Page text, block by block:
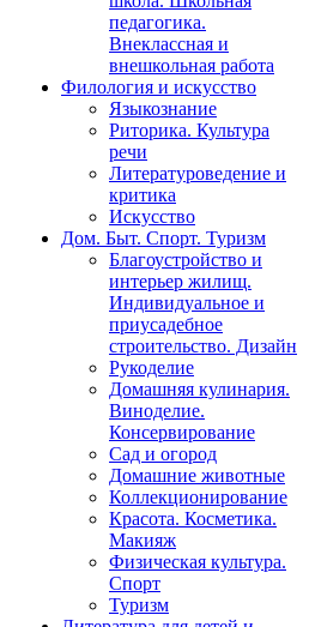
педагогика.
Внеклассная и
внешкольная работа
Филология и искусство
Языкознание
Риторика. Культура
речи
Литературоведение и
критика
Искусство
Дом. Быт. Спорт. Туризм
Благоустройство и
интерьер жилищ.
Индивидуальное и
приусадебное
строительство. Дизайн
Рукоделие
Домашняя кулинария.
Виноделие.
Консервирование
Сад и огород
Домашние животные
Коллекционирование
Красота. Косметика.
Макияж
Физическая культура.
Спорт
Туризм